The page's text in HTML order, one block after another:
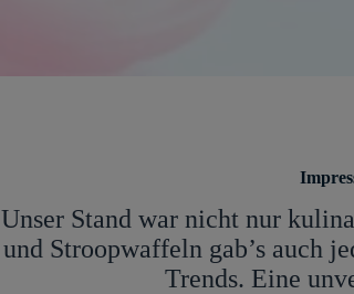
Unser Stand war nicht nur
und Stroopwaffeln gab’s auch
Trends. Eine